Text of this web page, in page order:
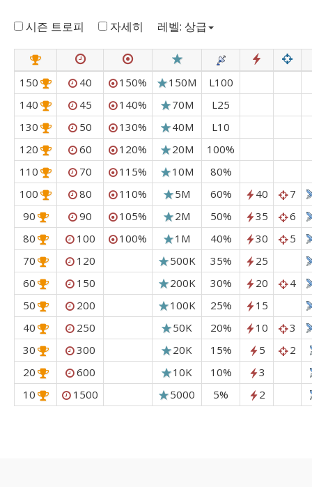
시즌 트로피 자세히 레벨: 상급
150 40 150% 150M
L100
140
45 140% 70M
L25
130
50 130% 40M
L10
120
60 120% 20M
100%
110
70 115% 10M
80%
100
80 110% 5M 60% 40
7
90
90 105% 2M 50% 35
6
80
100 100% 1M 40% 30
5
70
120 500K 35%
25
60
150 200K 30% 20
4
50
200 100K 25%
15
40
250 50K 20% 10
3
30
300 20K 15% 5
2
20
600 10K 10%
3
10
1500 5000 5% 2